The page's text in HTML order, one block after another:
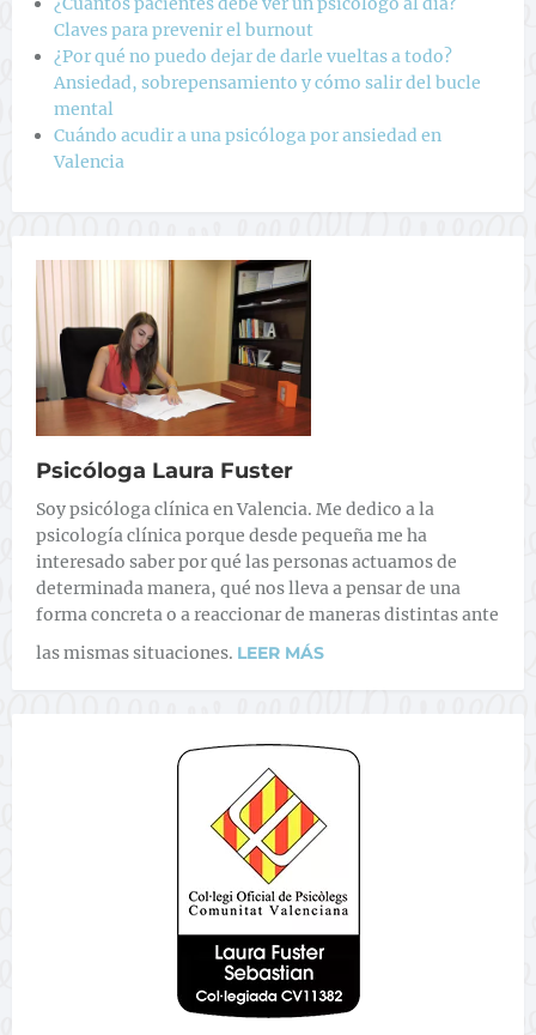
Claves para prevenir el burnout
¿Por qué no puedo dejar de darle vueltas a todo?
Ansiedad, sobrepensamiento y cómo salir del bucle
mental
Cuándo acudir a una psicóloga por ansiedad en
Valencia
Psicóloga Laura Fuster
Soy psicóloga clínica en Valencia. Me dedico a la
psicología clínica porque desde pequeña me ha
interesado saber por qué las personas actuamos de
determinada manera, qué nos lleva a pensar de una
forma concreta o a reaccionar de maneras distintas ante
las mismas situaciones. LEER MÁS